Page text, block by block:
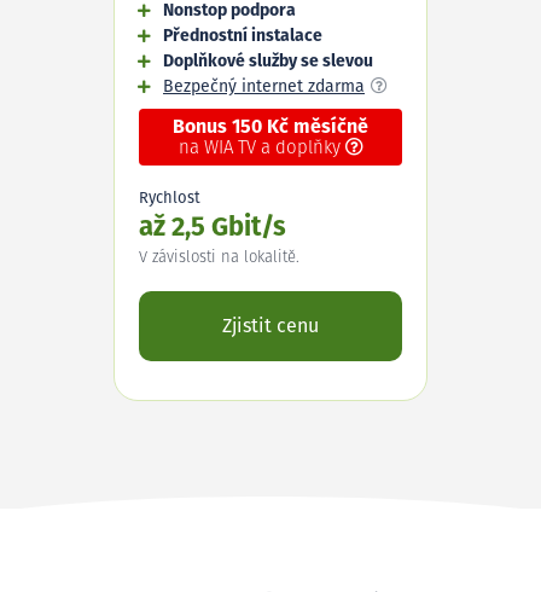
Nonstop podpora
Přednostní instalace
Doplňkové služby se slevou
Bezpečný internet zdarma
Bonus 150 Kč měsíčně
na WIA TV a doplňky
Rychlost
až 2,5 Gbit/s
V závislosti na lokalitě.
Zjistit cenu